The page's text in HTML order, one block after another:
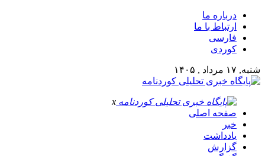
درباره ما
ارتباط با ما
فارسی
کوردی
شنبه, ۱۷ مرداد , ۱۴۰۵
x
صفحه اصلی
خبر
یادداشت
گزارش